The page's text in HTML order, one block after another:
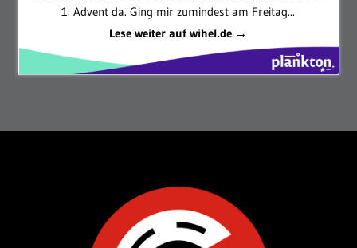
1. Advent da. Ging mir zumindest am Freitag...
Lese weiter auf wihel.de →